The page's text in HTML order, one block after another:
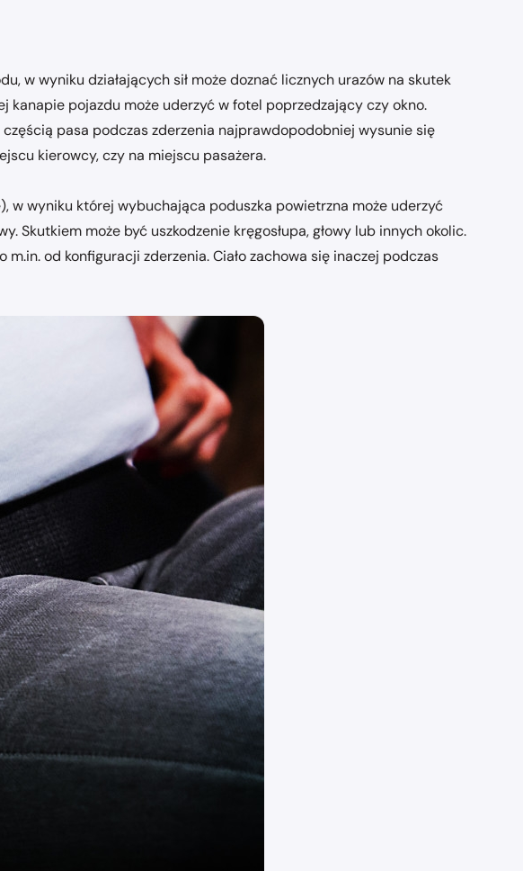
w wyniku działających sił może doznać licznych urazów na skutek
pojazdu może uderzyć w fotel poprzedzający czy okno.
pasa podczas zderzenia najprawdopodobniej wysunie się
kierowcy, czy na miejscu pasażera.
w wyniku której wybuchająca poduszka powietrzna może uderzyć
może być uszkodzenie kręgosłupa, głowy lub innych okolic.
od konfiguracji zderzenia. Ciało zachowa się inaczej podczas